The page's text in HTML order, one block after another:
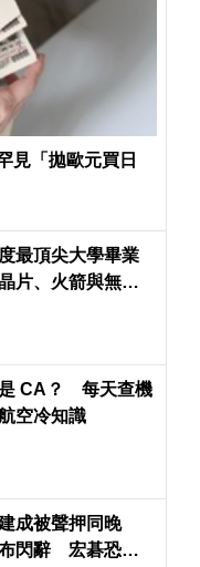
見「拋歐元買日
最頂尖大學畢業
片、火箭與無人
CA？ 每天查機
空冷知識
成被聲押同晚
閃辭 宏碁恐得